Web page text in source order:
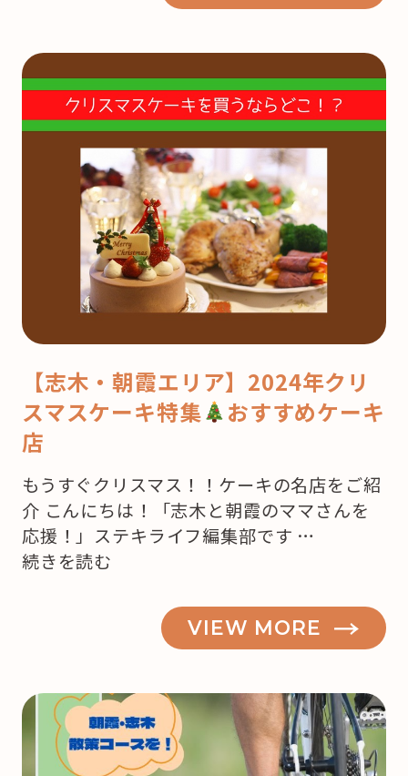
【志木・朝霞エリア】2024年クリ
スマスケーキ特集
おすすめケーキ
店
もうすぐクリスマス！！ケーキの名店をご紹
介 こんにちは！「志木と朝霞のママさんを
応援！」ステキライフ編集部です …
“【志
う
来
月
続きを読む
VIEW MORE